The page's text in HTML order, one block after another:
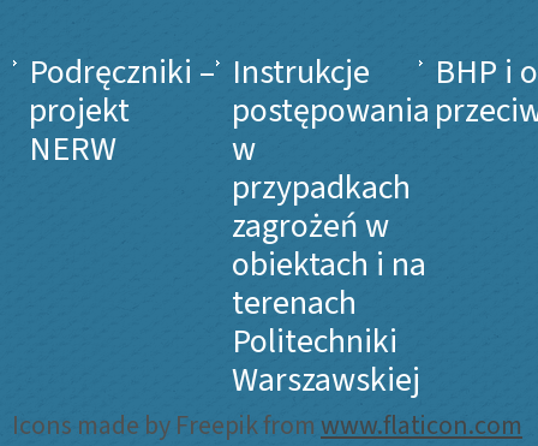
Podręczniki –
projekt
NERW
Instrukcje
postępowania
w
przypadkach
zagrożeń w
obiektach i na
terenach
Politechniki
Warszawskiej
BHP i
Icons made by Freepik fromwww.flaticon.com